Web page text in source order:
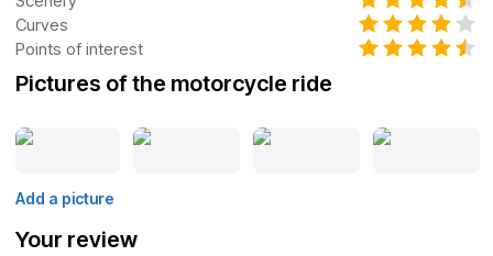
Curves
Points of interest
Pictures of the motorcycle ride
Add a picture
Your review